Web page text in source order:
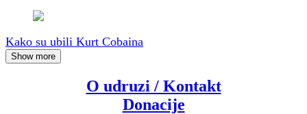
Kako su ubili Kurt Cobaina
Show more
O udruzi / Kontakt
Donacije